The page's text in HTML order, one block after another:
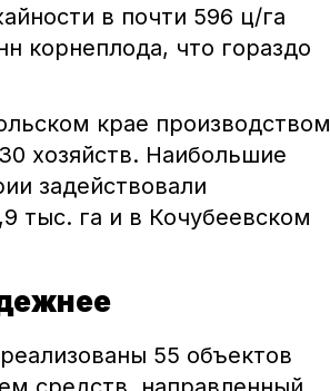
в почти 596 ц/га
корнеплода, что гораздо
крае производством
хозяйств. Наибольшие
задействовали
тыс. га и в Кочубеевском
55 объектов